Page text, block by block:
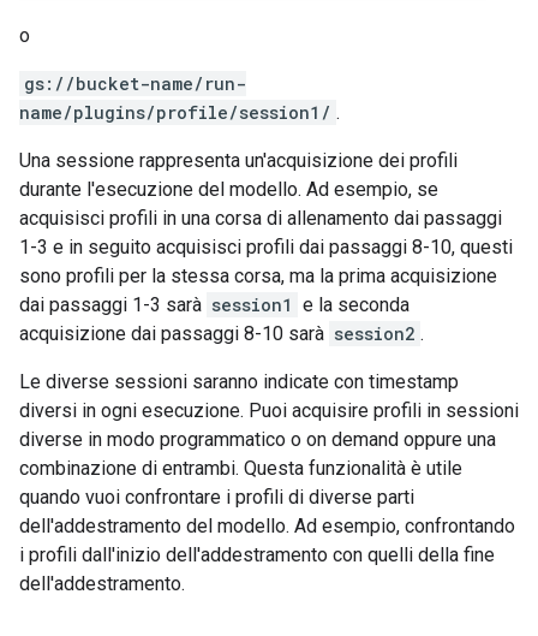
o
gs://bucket-name/run-
name/plugins/profile/session1/ .
Una sessione rappresenta un'acquisizione dei profili
durante l'esecuzione del modello. Ad esempio, se
acquisisci profili in una corsa di allenamento dai passaggi
1-3 e in seguito acquisisci profili dai passaggi 8-10, questi
sono profili per la stessa corsa, ma la prima acquisizione
dai passaggi 1-3 sarà session1 e la seconda
acquisizione dai passaggi 8-10 sarà session2 .
Le diverse sessioni saranno indicate con timestamp
diversi in ogni esecuzione. Puoi acquisire profili in sessioni
diverse in modo programmatico o on demand oppure una
combinazione di entrambi. Questa funzionalità è utile
quando vuoi confrontare i profili di diverse parti
dell'addestramento del modello. Ad esempio, confrontando
i profili dall'inizio dell'addestramento con quelli della fine
dell'addestramento.